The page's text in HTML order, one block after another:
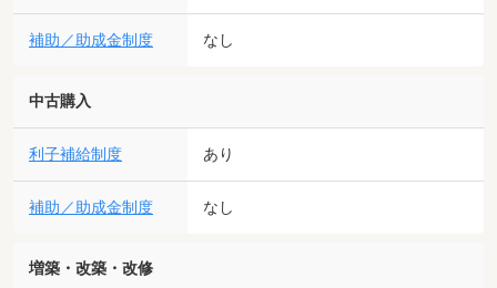
補助／助成金制度 なし
中古購入
利子補給制度 あり
補助／助成金制度 なし
増築・改築・改修